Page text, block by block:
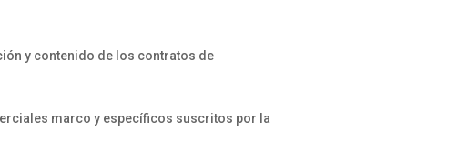
y contenido de los contratos de
marco y específicos suscritos por la